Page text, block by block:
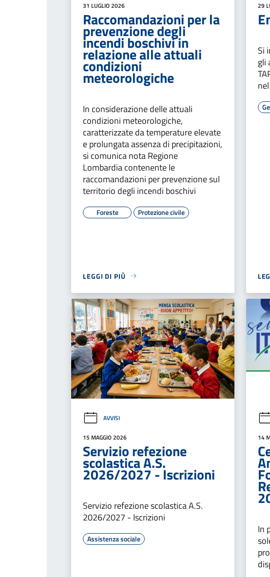
31 LUGLIO 2026
Raccomandazioni per la
prevenzione degli
incendi boschivi in
relazione alle attuali
condizioni
meteorologiche
In considerazione delle attuali
condizioni meteorologiche,
caratterizzate da temperature elevate
e prolungata assenza di precipitazioni,
si comunica nota Regione
Lombardia contenente le
raccomandazioni per prevenzione sul
territorio degli incendi boschivi
Foreste Protezione civile
LEGGI DI PIÙ
29
Si
gli
AVVISI
15 MAGGIO 2026
Servizio refezione
scolastica A.S.
2026/2027 - Iscrizioni
Servizio refezione scolastica A.S.
2026/2027 - Iscrizioni
Assistenza sociale
14
In